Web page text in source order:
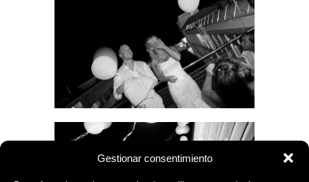
Gestionar consentimiento